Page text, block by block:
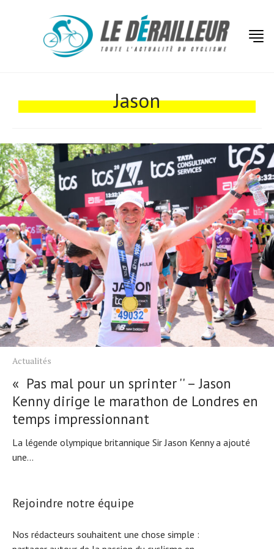
Jason
Actualités
« Pas mal pour un sprinter '' – Jason
Kenny dirige le marathon de Londres en
temps impressionnant
La légende olympique britannique Sir Jason Kenny a ajouté
une...
Rejoindre notre équipe
Nos rédacteurs souhaitent une chose simple :
Tests de produits
Conseils
Tendances
Tous nos articles
À propos